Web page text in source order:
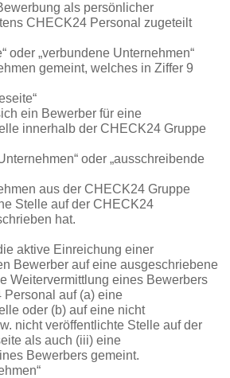
als persönlicher
CHECK24 Personal zugeteilt
oder „verbundene Unternehmen“
gemeint, welches in Ziffer 9
ein Bewerber für eine
innerhalb der CHECK24 Gruppe
oder „ausschreibende
aus der CHECK24 Gruppe
Stelle auf der CHECK24
hat.
aktive Einreichung einer
Bewerber auf eine ausgeschriebene
Weitervermittlung eines Bewerbers
auf (a) eine
oder (b) auf eine nicht
nicht veröffentlichte Stelle auf der
als auch (iii) eine
Bewerbers gemeint.